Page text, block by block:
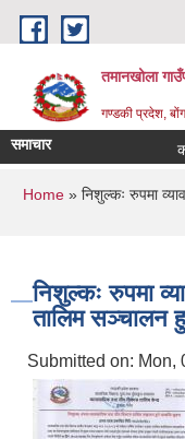
Skip to main content
तमानखोला
गण्डकी प्रदेश,
समाचार
You are
Home » निशुल्कः रुपमा
निशुल्कः रुपमा
तालिम सञ्चालन
Submitted on: Mon,